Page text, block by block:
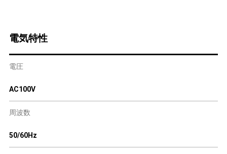
電気特性
電圧
AC100V
周波数
50/60Hz